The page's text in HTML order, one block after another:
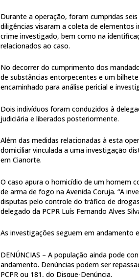
Durante a operação, foram cumpridas
diligências visaram a coleta de
crime investigado, bem como na
relacionados ao caso.
No decorrer do cumprimento dos
de substâncias entorpecentes e um
encaminhado para análise pericial e
Dois indivíduos foram conduzidos à
judiciária e liberados posteriormente.
Além das medidas relacionadas à esta
domiciliar vinculada a uma investigação
em Cianorte.
O caso apura o homicídio de um homem
de arma de fogo na Avenida Coruja. “A
disputas pelo controle do tráfico de
delegado da PCPR Luís Fernando Alves
As investigações seguem em andamento
DENÚNCIAS – A população ainda pode
andamento. Denúncias podem ser
PCPR ou 181, do Disque-Denúncia.